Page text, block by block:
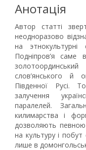
Анотація
Автор статті
неодноразово
на этнокультурні
Подніпров’я саме
слов’янського й
Південної Русі.
залучення
паралелей.
килимарства і
дозволяють
на культуру і побут
лише в